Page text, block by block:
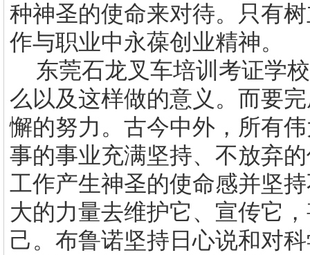
种神圣的使命来对待。只有
作与职业中永葆创业精神。
东莞石龙叉车培训考证学校
么以及这样做的意义。而要
懈的努力。古今中外，所有
事的事业充满坚持、不放弃
工作产生神圣的使命感并坚
大的力量去维护它、宣传它
己。布鲁诺坚持日心说和对